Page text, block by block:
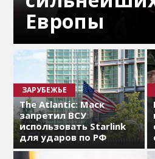
Европы
ЗАРУБЕЖЬЕ
The Atlantic: Маск
запретил ВСУ
использовать Starlink
для ударов по РФ